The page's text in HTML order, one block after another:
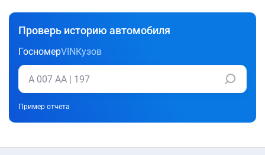
Проверь историю автомобиля
ГосномерVINКузов
Пример отчета